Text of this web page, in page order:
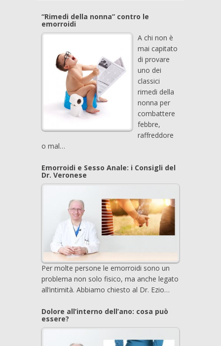
“Rimedi della nonna” contro le
emorroidi
A chi non è
mai capitato
di provare
uno dei
classici
rimedi della
nonna per
combattere
febbre,
raffreddore
o mal…
Emorroidi e Sesso Anale: i Consigli del
Dr. Veronese
Per molte persone le emorroidi sono un
problema non solo fisico, ma anche legato
all’intimità. Abbiamo chiesto al Dr. Ezio…
Dolore all’interno dell’ano: cosa può
essere?